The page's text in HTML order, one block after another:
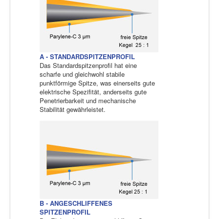
A - STANDARDSPITZENPROFIL
Das Standardspitzenprofil hat eine
scharfe und gleichwohl stabile
punktförmige Spitze, was einerseits gute
elektrische Spezifität, anderseits gute
Penetrierbarkeit und mechanische
Stabilität gewährleistet.
B - ANGESCHLIFFENES
SPITZENPROFIL